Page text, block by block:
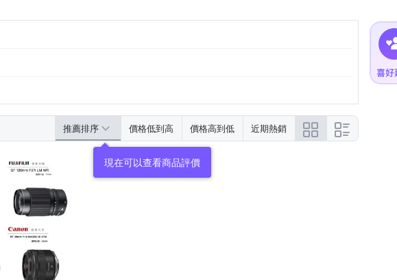
推薦排序 價格低到高 價格高到低 近期熱銷
現在可以查看商品評價